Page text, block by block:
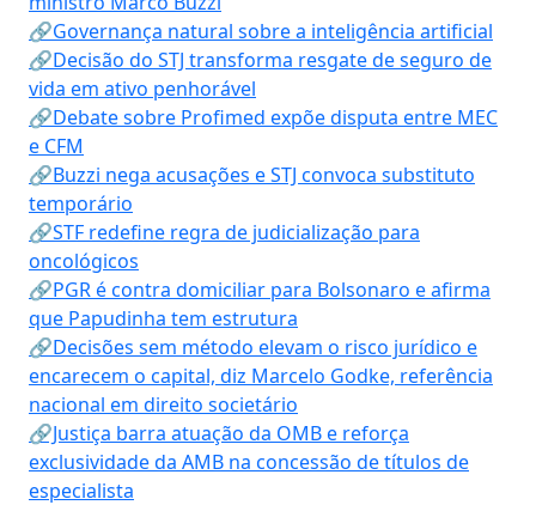
🔗Governança natural sobre a inteligência artificial
🔗Decisão do STJ transforma resgate de seguro de
vida em ativo penhorável
🔗Debate sobre Profimed expõe disputa entre MEC
e CFM
🔗Buzzi nega acusações e STJ convoca substituto
temporário
🔗STF redefine regra de judicialização para
oncológicos
🔗PGR é contra domiciliar para Bolsonaro e afirma
que Papudinha tem estrutura
🔗Decisões sem método elevam o risco jurídico e
encarecem o capital, diz Marcelo Godke, referência
nacional em direito societário
🔗Justiça barra atuação da OMB e reforça
exclusividade da AMB na concessão de títulos de
especialista